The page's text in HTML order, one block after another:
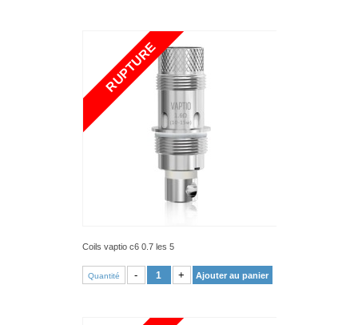
RUPTURE
Coils vaptio c6 0.7 les 5
Quantité - + Ajouter au panier